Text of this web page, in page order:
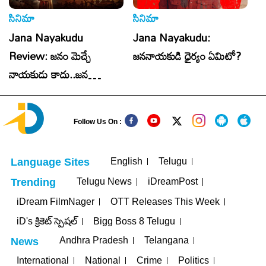
సినిమా
Jana Nayakudu
Review: జనం మెచ్చే
నాయకుడు కాదు..జన
నాయకుడు రివ్యూ & రేటింగ్!
సినిమా
Jana Nayakudu:
జననాయకుడి ధైర్యం ఏమిటో?
Follow Us On :
Language Sites English Telugu
Trending Telugu News
iDreamPost
iDream FilmNager
OTT Releases This Week
iD's క్రికెట్ స్పెషల్
Bigg Boss 8 Telugu
News Andhra Pradesh
Telangana
International
National Crime Politics